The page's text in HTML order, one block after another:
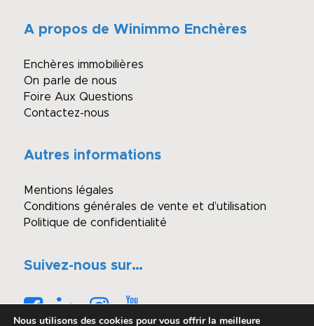
A propos de Winimmo Enchères
Enchères immobilières
On parle de nous
Foire Aux Questions
Contactez-nous
Autres informations
Mentions légales
Conditions générales de vente et d’utilisation
Politique de confidentialité
Suivez-nous sur…
Nous utilisons des cookies pour vous offrir la meilleure